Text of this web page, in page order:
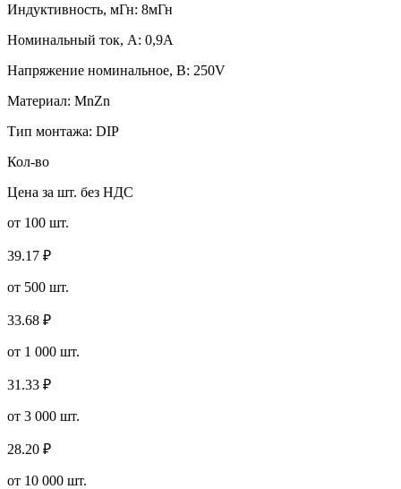
Индуктивность, мГн: 8мГн
Номинальный ток, А: 0,9А
Напряжение номинальное, В: 250V
Материал: MnZn
Тип монтажа: DIP
Кол-во
Цена за шт. без НДС
от 100 шт.
39.17 ₽
от 500 шт.
33.68 ₽
от 1 000 шт.
31.33 ₽
от 3 000 шт.
28.20 ₽
от 10 000 шт.